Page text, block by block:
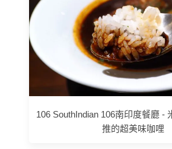
106 SouthIndian 106南印度餐廳 -
推的超美味咖哩